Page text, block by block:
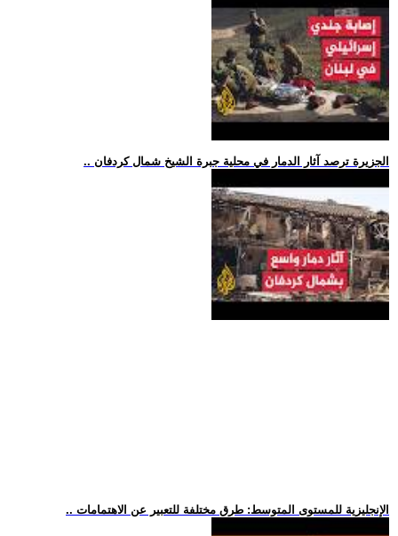
.. الجزيرة ترصد آثار الدمار في محلية جبرة الشيخ شمال كردفان
.. الإنجليزية للمستوى المتوسط: طرق مختلفة للتعبير عن الاهتمامات